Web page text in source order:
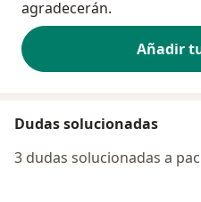
agradecerán.
Añadir
Dudas solucionadas
3 dudas solucionadas a